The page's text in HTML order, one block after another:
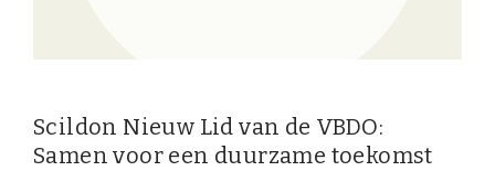
Scildon Nieuw Lid van de VBDO:
Samen voor een duurzame toekomst